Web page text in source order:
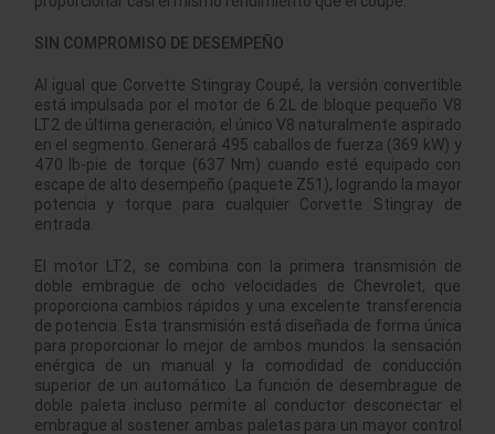
SIN COMPROMISO DE DESEMPEÑO
Al igual que Corvette Stingray Coupé, la versión convertible
está impulsada por el motor de 6.2L de bloque pequeño V8
LT2 de última generación, el único V8 naturalmente aspirado
en el segmento. Generará 495 caballos de fuerza (369 kW) y
470 lb-pie de torque (637 Nm) cuando esté equipado con
escape de alto desempeño (paquete Z51), logrando la mayor
potencia y torque para cualquier Corvette Stingray de
entrada.
El motor LT2, se combina con la primera transmisión de
doble embrague de ocho velocidades de Chevrolet, que
proporciona cambios rápidos y una excelente transferencia
de potencia. Esta transmisión está diseñada de forma única
para proporcionar lo mejor de ambos mundos: la sensación
enérgica de un manual y la comodidad de conducción
superior de un automático. La función de desembrague de
doble paleta incluso permite al conductor desconectar el
embrague al sostener ambas paletas para un mayor control